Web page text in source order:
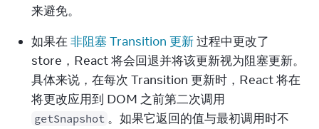
来避免。
如果在 非阻塞 Transition 更新 过程中更改了
store，React 将会回退并将该更新视为阻塞更新。
具体来说，在每次 Transition 更新时，React 将在
getSnapshot 。如果它返回的值与最初调用时不